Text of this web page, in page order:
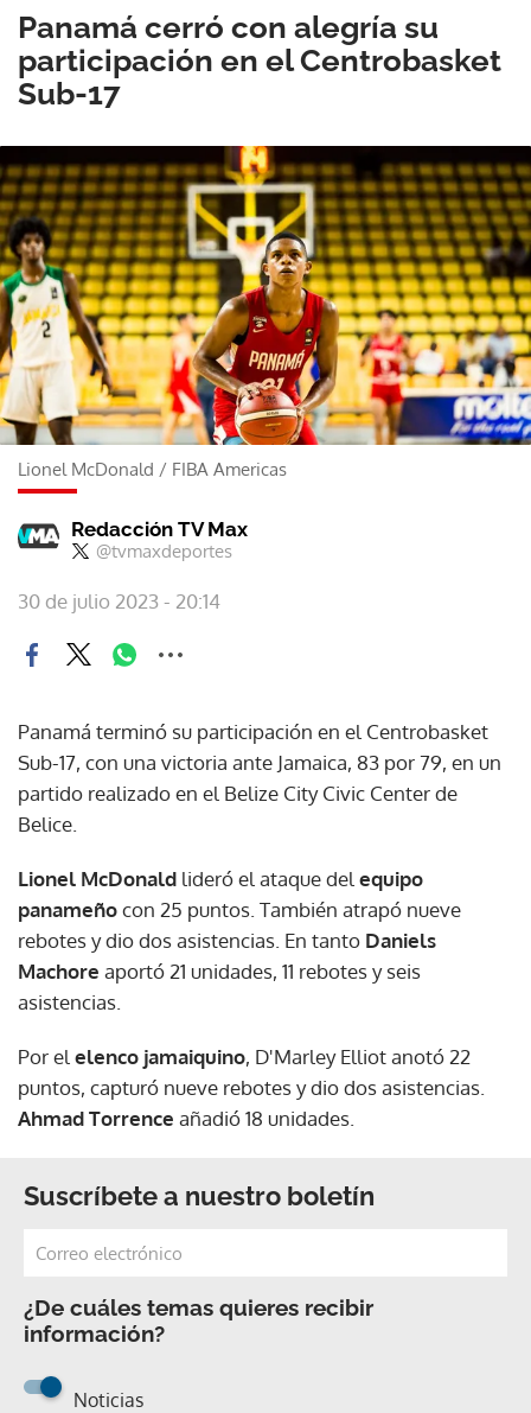
Panamá cerró con alegría su
participación en el Centrobasket
Sub-17
Lionel McDonald / FIBA Americas
Redacción TV Max
@tvmaxdeportes
30 de julio 2023 - 20:14
Panamá terminó su participación en el Centrobasket
Sub-17, con una victoria ante Jamaica, 83 por 79, en un
partido realizado en el Belize City Civic Center de
Belice.
Lionel McDonald lideró el ataque del equipo
panameñocon 25 puntos. También atrapó nueve
rebotes y dio dos asistencias. En tanto Daniels
Machore aportó 21 unidades, 11 rebotes y seis
asistencias.
Por el elenco jamaiquino, D'Marley Elliot anotó 22
puntos, capturó nueve rebotes y dio dos asistencias.
Ahmad Torrence añadió 18 unidades.
Suscríbete a nuestro boletín
¿De cuáles temas quieres recibir
información?
Noticias